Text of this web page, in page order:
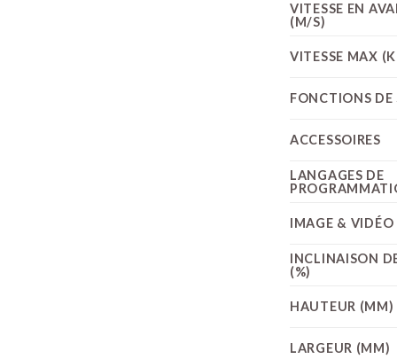
VITESSE EN
(M/S)
VITESSE MAX
FONCTIONS DE
ACCESSOIRES
LANGAGES DE
IMAGE & VIDÉO
INCLINAISON
(%)
HAUTEUR (MM)
LARGEUR (MM)